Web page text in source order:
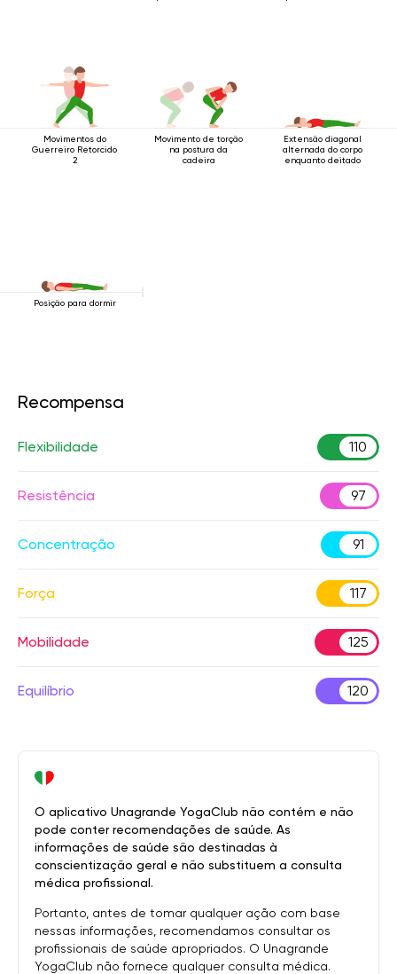
Movimentos do
Guerreiro Retorcido
2
Movimento de torção
na postura da
cadeira
Extensão diagonal
alternada do corpo
enquanto deitado
Posição para dormir
Recompensa
Flexibilidade 110
Resistência 97
Concentração 91
Força 117
Mobilidade 125
Equilíbrio 120
O aplicativo Unagrande YogaClub não contém e não
pode conter recomendações de saúde. As
informações de saúde são destinadas à
conscientização geral e não substituem a consulta
médica profissional.
Portanto, antes de tomar qualquer ação com base
nessas informações, recomendamos consultar os
profissionais de saúde apropriados. O Unagrande
YogaClub não fornece qualquer consulta médica.